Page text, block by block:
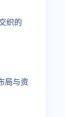
织的
局与资